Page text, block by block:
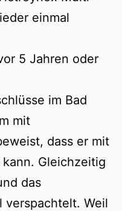
einmal
5 Jahren oder
im Bad
mit
dass er mit
Gleichzeitig
das
verspachtelt. Weil